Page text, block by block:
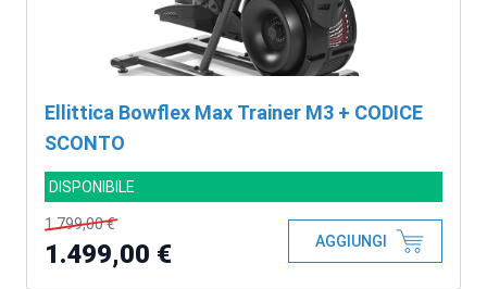
Ellittica Bowflex Max Trainer M3 + CODICE
SCONTO
DISPONIBILE
1.799,00 €
1.499,00 € AGGIUNGI